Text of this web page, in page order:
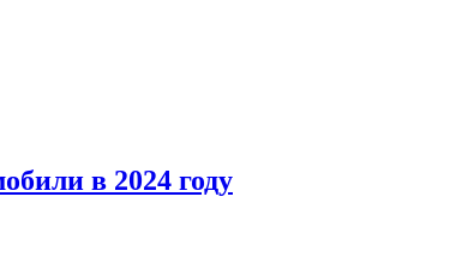
в 2024 году